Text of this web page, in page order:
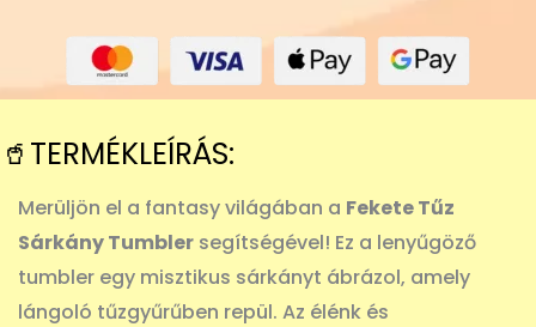
🥤TERMÉKLEÍRÁS:
Merüljön el a fantasy világában a Fekete Tűz
Sárkány Tumbler segítségével! Ez a lenyűgöző
tumbler egy misztikus sárkányt ábrázol, amely
lángoló tűzgyűrűben repül. Az élénk és